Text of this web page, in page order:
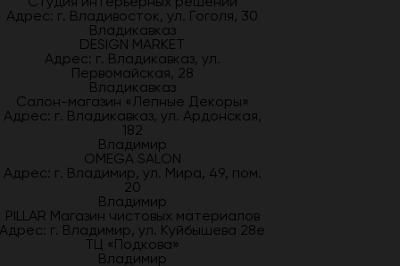
Адрес: г. Владивосток, ул. Гоголя, 30
Владикавказ
DESIGN MARKET
Адрес: г. Владикавказ, ул.
Первомайская, 28
Владикавказ
Салон-магазин «Лепные Декоры»
Адрес: г. Владикавказ, ул. Ардонская,
182
Владимир
OMEGA SALON
Адрес: г. Владимир, ул. Мира, 49, пом.
20
Владимир
PILLAR Магазин чистовых материалов
Адрес: г. Владимир, ул. Куйбышева 28е
ТЦ «Подкова»
Владимир